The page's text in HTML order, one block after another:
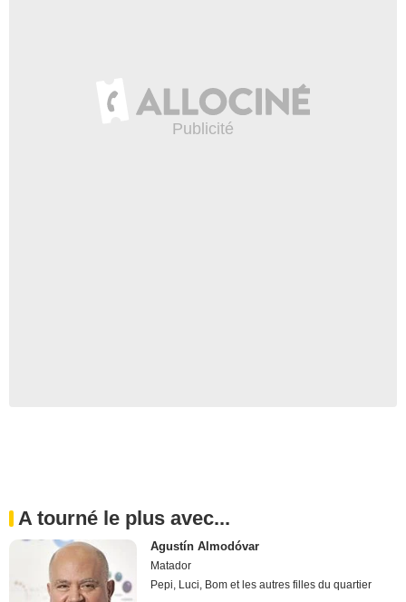
A tourné le plus avec...
Agustín Almodóvar
Matador
Pepi, Luci, Bom et les autres filles du quartier